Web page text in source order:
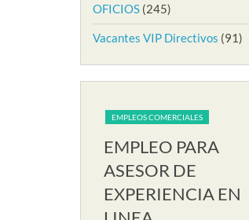
OFICIOS (245)
Vacantes VIP Directivos (91)
EMPLEOS COMERCIALES
EMPLEO PARA
ASESOR DE
EXPERIENCIA EN